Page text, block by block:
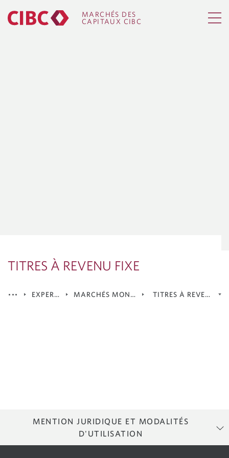
MARCHÉS DES
CAPITAUX CIBC
TITRES À REVENU FIXE
EXPERTISE MARCHÉS MONDIAUX TITRES À REVENU
Marchés en expansion
Solutions indicielles
MENTION JURIDIQUE ET MODALITÉS
D'UTILISATION